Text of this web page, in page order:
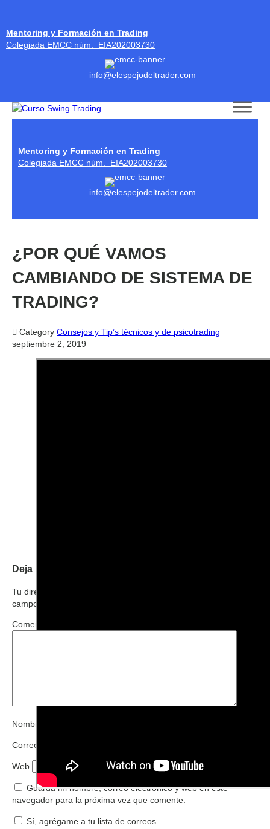
Mentoring y Formación en Trading
Colegiada EMCC núm. EIA202003730
info@elespejodeltrader.com
Mentoring y Formación en Trading
Colegiada EMCC núm. EIA202003730
info@elespejodeltrader.com
¿POR QUÉ VAMOS
CAMBIANDO DE SISTEMA DE
TRADING?
 Category Consejos y Tip’s técnicos y de psicotrading
septiembre 2, 2019
Deja una respuesta
Tu dirección de correo electrónico no será publicada.
campos obligatorios están marcados con
Comentario
Nombre
Correo electrónico
Web
Guarda mi nombre, correo electrónico y web en este
navegador para la próxima vez que comente.
Sí, agrégame a tu lista de correos.